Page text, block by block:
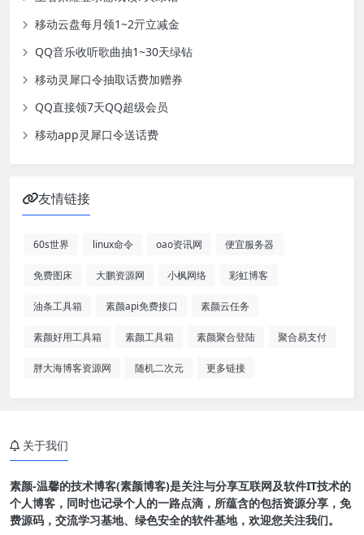
移动云盘每月领1~2亓立减金
QQ音乐收听歌曲抽1~30天绿钻
移动灵犀口令抽取话费加赠券
QQ直接领7天QQ超级会员
移动app灵犀口令送话费
友情链接
60s世界 linux命令 oao资讯网 便宜服务器
免费图床 大鹏资源网 小枫网络 彩虹博客
油条工具箱 素颜api免费接口 素颜云任务
素颜好用工具箱 素颜工具箱 素颜聚合登陆 聚合易支付
胖大海博客资源网 随机二次元 更多链接
关于我们
素颜-温馨的技术博客(素颜博客)是关注与分享互联网及软件IT技术的
个人博客，同时也记录个人的一路点滴，所蕴含的包括资源分享，免
费源码，交流学习基地、绿色安全的软件基地，欢迎您关注我们。